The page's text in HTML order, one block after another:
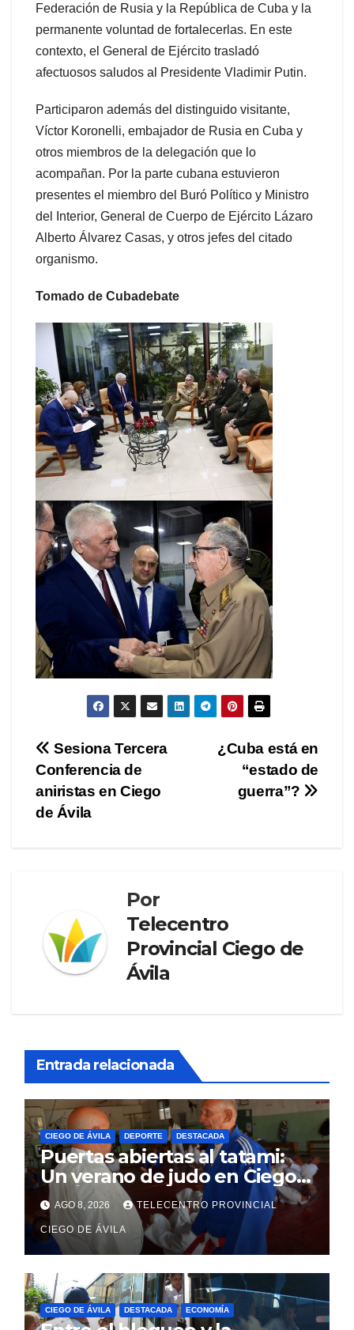
Federación de Rusia y la República de Cuba y la
permanente voluntad de fortalecerlas. En este
contexto, el General de Ejército trasladó
afectuosos saludos al Presidente Vladimir Putin.
Participaron además del distinguido visitante,
Víctor Koronelli, embajador de Rusia en Cuba y
otros miembros de la delegación que lo
acompañan. Por la parte cubana estuvieron
presentes el miembro del Buró Político y Ministro
del Interior, General de Cuerpo de Ejército Lázaro
Alberto Álvarez Casas, y otros jefes del citado
organismo.
Tomado de Cubadebate
Navegación
de
entradas
¿Cuba está en
“estado de
guerra”?
Sesiona Tercera
Conferencia de
aniristas en Ciego
de Ávila
Por
Telecentro
Provincial Ciego de
Ávila
Entrada relacionada
CIEGO DE ÁVILA DEPORTE DESTACADA
Puertas abiertas al tatami:
Un verano de judo en Ciego
de Ávila
AGO 8, 2026 TELECENTRO PROVINCIAL
CIEGO DE ÁVILA
CIEGO DE ÁVILA DESTACADA ECONOMÍA